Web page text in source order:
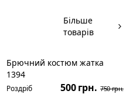
Більше
товарів
Брючний костюм жатка
1394
Роздріб 500 грн. 750 грн.